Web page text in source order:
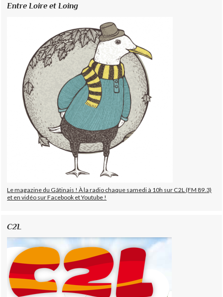
Entre Loire et Loing
Le magazine du Gâtinais ! À la radio chaque samedi à 10h sur C2L (FM 89.3)
et en vidéo sur Facebook et Youtube !
C2L